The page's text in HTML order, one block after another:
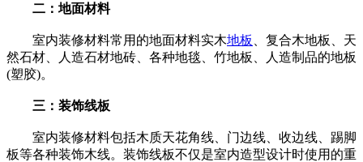
二：地面材料
室内装修材料常用的地面材料实木地板
、复合木地板、天
然石材、人造石材地砖、各种地毯、竹地板、人造制品的地板
(塑胶)。
三：装饰线板
室内装修材料包括木质天花角线、门边线、收边线、踢脚
板等各种装饰木线。装饰线板不仅是室内造型设计时使用的重